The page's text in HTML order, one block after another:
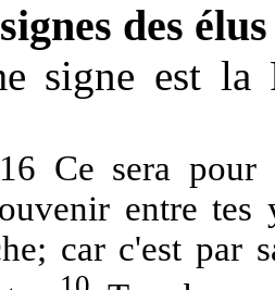
des élus
signe est la
Ce sera
entre
car c'est par